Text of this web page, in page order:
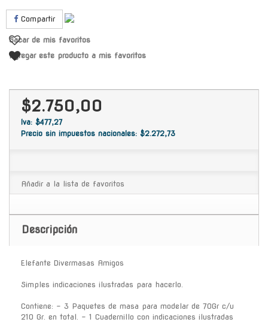
Compartir
Sacar de mis favoritos
Agregar este producto a mis favoritos
$2.750,00
Iva: $477,27
Precio sin impuestos nacionales: $2.272,73
Añadir a la lista de favoritos
Descripción
Elefante Divermasas Amigos
Simples indicaciones ilustradas para hacerlo.
Contiene: - 3 Paquetes de masa para modelar de 70Gr c/u
210 Gr. en total. - 1 Cuadernillo con indicaciones ilustradas